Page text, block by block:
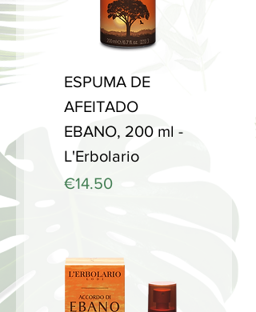
ESPUMA DE
AFEITADO
EBANO, 200 ml -
L'Erbolario
Price
€14.50